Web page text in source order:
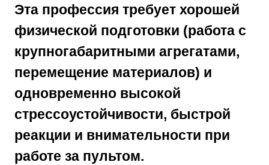
Эта профессия требует хорошей
физической подготовки (работа с
крупногабаритными агрегатами,
перемещение материалов) и
одновременно высокой
стрессоустойчивости, быстрой
реакции и внимательности при
работе за пультом.